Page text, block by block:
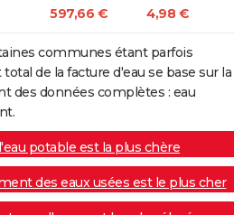
597,66 € 4,98 €
communes étant parfois
de la facture d'eau se base sur la
des données complètes : eau
potable est la plus chère
des eaux usées est le plus cher